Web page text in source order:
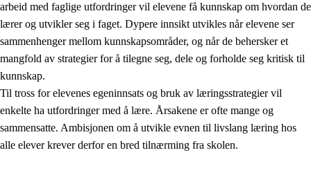
2.3 Grunnleggende ferdigheter
Å lære å lære
Tverrfaglige temaer
arbeid med faglige utfordringer vil elevene få kunnskap om hvordan de
lærer og utvikler seg i faget. Dypere innsikt utvikles når elevene ser
sammenhenger mellom kunnskapsområder, og når de behersker et
mangfold av strategier for å tilegne seg, dele og forholde seg kritisk til
kunnskap.
Til tross for elevenes egeninnsats og bruk av læringsstrategier vil
enkelte ha utfordringer med å lære. Årsakene er ofte mange og
sammensatte. Ambisjonen om å utvikle evnen til livslang læring hos
alle elever krever derfor en bred tilnærming fra skolen.